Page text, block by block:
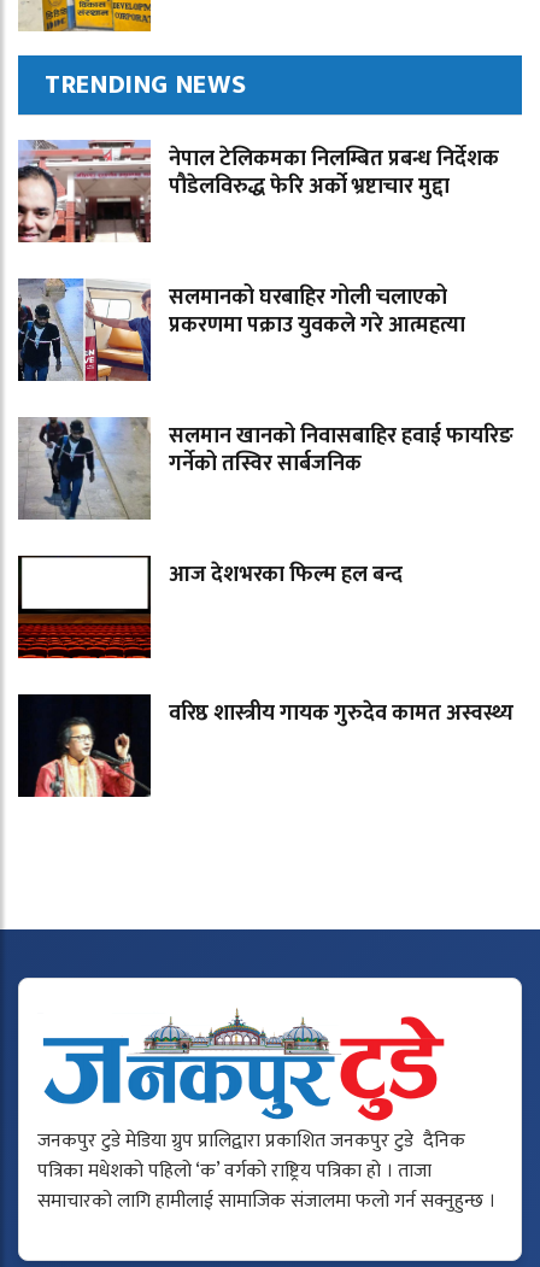
TRENDING NEWS
नेपाल टेलिकमका निलम्बित प्रबन्ध निर्देशक
पौडेलविरुद्ध फेरि अर्को भ्रष्टाचार मुद्दा
सलमानको घरबाहिर गोली चलाएको
प्रकरणमा पक्राउ युवकले गरे आत्महत्या
सलमान खानको निवासबाहिर हवाई फायरिङ
गर्नेको तस्विर सार्बजनिक
आज देशभरका फिल्म हल बन्द
वरिष्ठ शास्त्रीय गायक गुरुदेव कामत अस्वस्थ्य
जनकपुर टुडे मेडिया ग्रुप प्रालिद्वारा प्रकाशित जनकपुर टुडे दैनिक
पत्रिका मधेशको पहिलो ‘क’ वर्गको राष्ट्रिय पत्रिका हो । ताजा
समाचारको लागि हामीलाई सामाजिक संजालमा फलो गर्न सक्नुहुन्छ ।